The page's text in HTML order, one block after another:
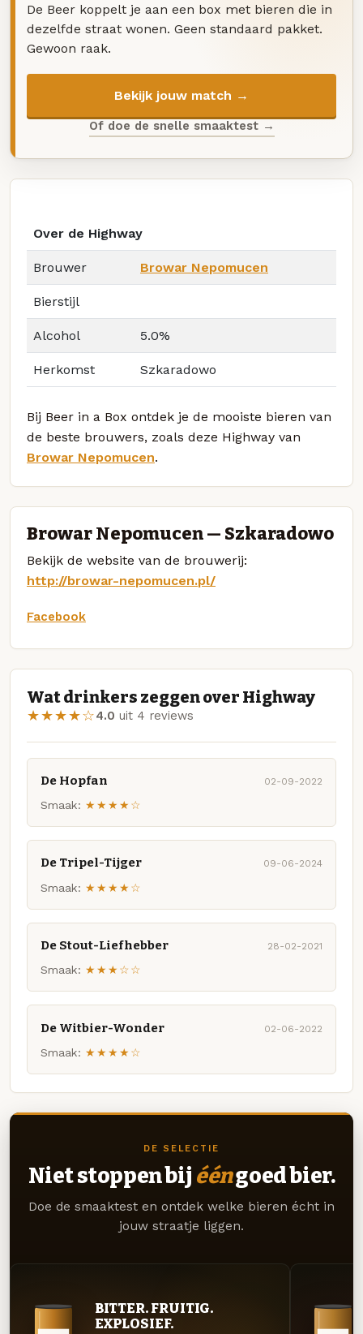
De Beer koppelt je aan een box met bieren die in
dezelfde straat wonen. Geen standaard pakket.
Gewoon raak.
Bekijk jouw match →
Of doe de snelle smaaktest →
Over de Highway
Brouwer Browar Nepomucen
Bierstijl
Alcohol 5.0%
Herkomst Szkaradowo
Bij Beer in a Box ontdek je de mooiste bieren van
de beste brouwers, zoals deze Highway van
Browar Nepomucen.
Browar Nepomucen — Szkaradowo
Bekijk de website van de brouwerij:
http://browar-nepomucen.pl/
Facebook
Wat drinkers zeggen over Highway
★★★★☆4.0 uit 4 reviews
De Hopfan 02-09-2022
Smaak: ★★★★☆
De Tripel-Tijger 09-06-2024
Smaak: ★★★★☆
De Stout-Liefhebber 28-02-2021
Smaak: ★★★☆☆
De Witbier-Wonder 02-06-2022
Smaak: ★★★★☆
DE SELECTIE
Niet stoppen bij ééngoed bier.
Doe de smaaktest en ontdek welke bieren écht in
jouw straatje liggen.
BITTER. FRUITIG.
EXPLOSIEF.